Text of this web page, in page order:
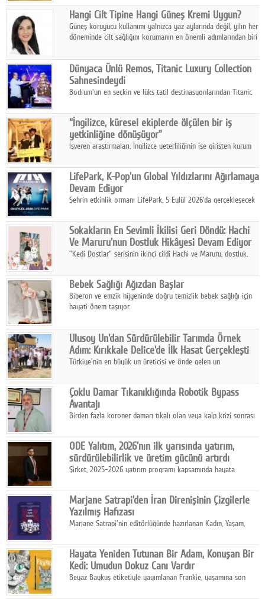
aksiyonu ve karanlık fantastik atmosferi bir araya getirmeyi
sürdürüyor.
Hangi Cilt Tipine Hangi Güneş Kremi Uygun?
Güneş koruyucu kullanımı yalnızca yaz aylarında değil, yılın her
döneminde cilt sağlığını korumanın en önemli adımlarından biri
Dünyaca Ünlü Remos, Titanic Luxury Collection
Sahnesindeydi
Bodrum'un en seçkin ve lüks tatil destinasyonlarından Titanic
yaz etkinlikleri kapsamında uluslararası yıldızları ağırlamaya
devam ediyor
“İngilizce, küresel ekiplerde ölçülen bir iş
yetkinliğine dönüşüyor”
İşveren araştırmaları, İngilizce yeterliliğinin işe girişten kurum
gösteriyor.
LifePark, K-Pop'un Global Yıldızlarını Ağırlamaya
Devam Ediyor
Şehrin etkinlik ormanı LifePark, 5 Eylül 2026'da gerçekleşecek
haritasında önemli bir destinasyon haline getirmeye
hazırlanıyor.
Sokakların En Sevimli İkilisi Geri Döndü: Hachi
Ve Maruru'nun Dostluk Hikâyesi Devam Ediyor
"Kedi Dostlar" serisinin ikinci cildi Hachi ve Maruru, dostluk,
mevsiminin zorlu koşulları eşliğinde anlatıyor.
Bebek Sağlığı Ağızdan Başlar
Biberon ve emzik hijyeninde doğru temizlik bebek sağlığı için
hayati önem taşıyor.
Ulusoy Un'dan Sürdürülebilir Tarımda Örnek
Adım: Kırıkkale Delice'de İlk Hasat Gerçekleşti
Türkiye'nin en büyük un üreticisi ve önde gelen un
yürüttüğü iyi tarım ve onarıcı tarım uygulamalarının ilk hasadını
gerçekleştirdi.
Çoklu Damar Tıkanıklığında Robotik Bypass
Avantajı
Birden fazla koroner damarı tıkalı olan veya kalp krizi sonrası
cerrahisi önemli bir tedavi seçeneği olarak öne çıkıyor.
ODE Yalıtım, 2026'nın ilk yarısında yatırım,
sürdürülebilirlik ve üretim gücünü artırdı
Şirket, 2025–2026 yatırım programı kapsamında hayata
hem de ihracat kapasitesini destekleyen altyapısını güçlendirdi.
Marjane Satrapi'den İran Direnişinin Çizgilerle
Yazılmış Hafızası
Marjane Satrapi'nin editörlüğünde hazırlanan Kadın, Yaşam,
protestolarını tarihsel, siyasal ve toplumsal boyutlarıyla
anlatan bir grafik roman.
Hayata Yeniden Tutunan Bir Adam, Konuşan Bir
Kedi: Umudun Dokuz Canı Vardır
Beyaz Baykuş etiketiyle yayımlanan Frankie, yaşamına son